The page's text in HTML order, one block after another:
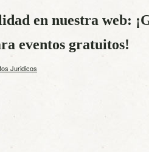
en nuestra web:
eventos gratuitos!
Juridicos